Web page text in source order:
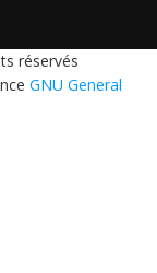
réservés
GNU General